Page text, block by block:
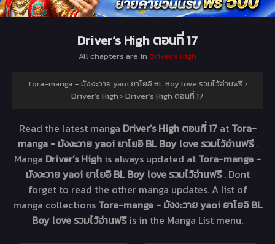
Driver’s High ตอนที่ 17
All chapters are in Driver’s High
Tora-manga – มังงะวาย yaoi ยาโยอิ BL Boy love รวมไว้อ่านฟรี ›
Driver’s High › Driver’s High ตอนที่ 17
Read the latest manga Driver’s High ตอนที่ 17 at Tora-
manga - มังงะวาย yaoi ยาโยอิ BL Boy love รวมไว้อ่านฟรี.
Manga Driver’s High is always updated at Tora-manga -
มังงะวาย yaoi ยาโยอิ BL Boy love รวมไว้อ่านฟรี. Dont
forget to read the other manga updates. A list of
manga collections Tora-manga - มังงะวาย yaoi ยาโยอิ BL
Boy love รวมไว้อ่านฟรีis in the Manga List menu.